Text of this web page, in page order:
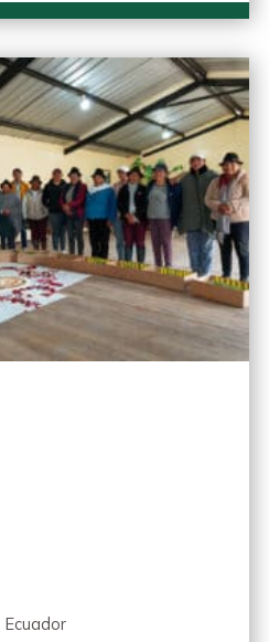
Ecuador